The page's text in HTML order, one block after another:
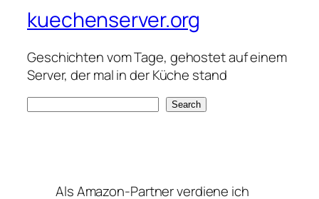
kuechenserver.org
Geschichten vom Tage, gehostet auf einem
Server, der mal in der Küche stand
Search
Als Amazon-Partner verdiene ich